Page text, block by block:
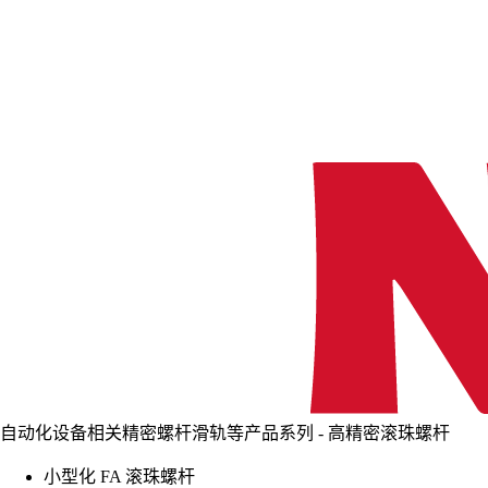
自动化设备相关精密螺杆滑轨等产品系列 - 高精密滚珠螺杆
小型化 FA 滚珠螺杆